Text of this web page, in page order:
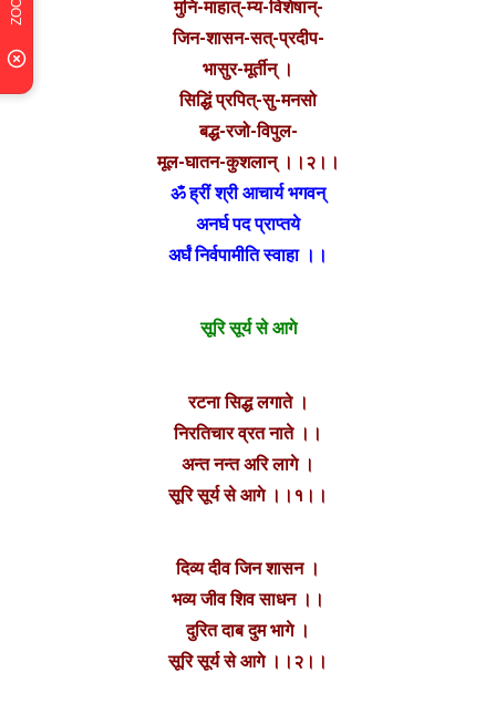
मुनि-माहात्-म्य-विशेषान्-
जिन-शासन-सत्-प्रदीप-
भासुर-मूर्तीन् ।
सिद्धिं प्रपित्-सु-मनसो
बद्ध-रजो-विपुल-
मूल-घातन-कुशलान् ।।२।।
ॐ ह्रीं श्री आचार्य भगवन्
अनर्घ पद प्राप्तये
अर्घं निर्वपामीति स्वाहा ।।
सूरि सूर्य से आगे
रटना सिद्ध लगाते ।
निरतिचार व्रत नाते ।।
अन्त नन्त अरि लागे ।
सूरि सूर्य से आगे ।।१।।
दिव्य दीव जिन शासन ।
भव्य जीव शिव साधन ।।
दुरित दाब दुम भागे ।
सूरि सूर्य से आगे ।।२।।